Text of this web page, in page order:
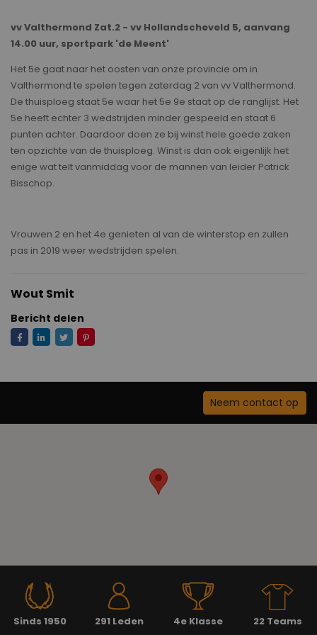
vv Valthermond Zat.2 - vv Hollandscheveld 5, aanvang
14.00 uur, sportpark 'de Meent'
Het 5e gaat naar het oosten van onze provincie om in
Valthermond te spelen tegen zaterdag 2 van vv Valthermond.
De thuisploeg staat 5e waar het 5e 9e staat op de ranglijst. Het
5e heeft echter 3 wedstrijden minder gespeeld en staat 6
punten achter. Daardoor doen ze bij winst hele goede zaken
ten opzichte van de thuisploeg. Winst is dan ook eigenlijk het
enige wat telt vanmiddag voor de mannen van leider Patrick
Bisschop.
Vrouwen 2 en het 4e genieten al van de winterstop en zullen
pas in 2019 weer wedstrijden spelen.
Wout Smit
Bericht delen
Neem contact op
Sinds 1950 291 Leden 4e Klasse 22 Teams